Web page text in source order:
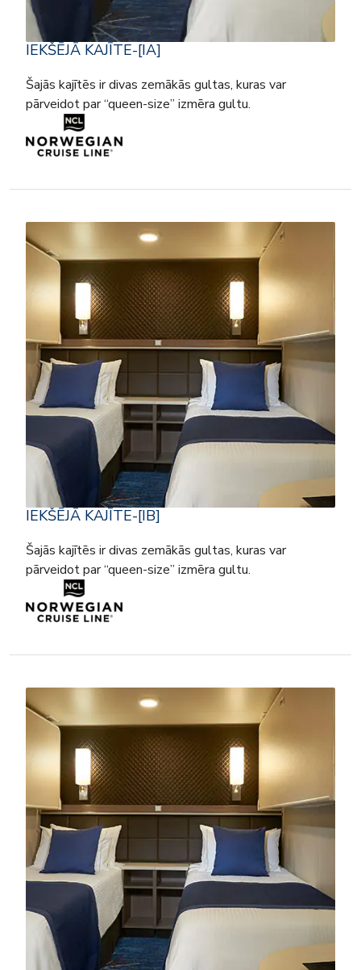
IEKŠĒJĀ KAJĪTE-[IA]
Šajās kajītēs ir divas zemākās gultas, kuras var
pārveidot par “queen-size” izmēra gultu.
IEKŠĒJĀ KAJĪTE-[IB]
Šajās kajītēs ir divas zemākās gultas, kuras var
pārveidot par “queen-size” izmēra gultu.